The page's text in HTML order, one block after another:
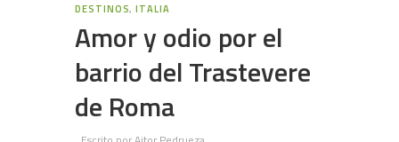
DESTINOS,ITALIA
Amor y odio por el
barrio del Trastevere
de Roma